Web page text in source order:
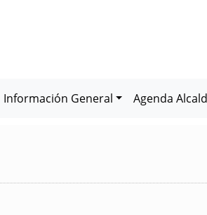
Información General Agenda